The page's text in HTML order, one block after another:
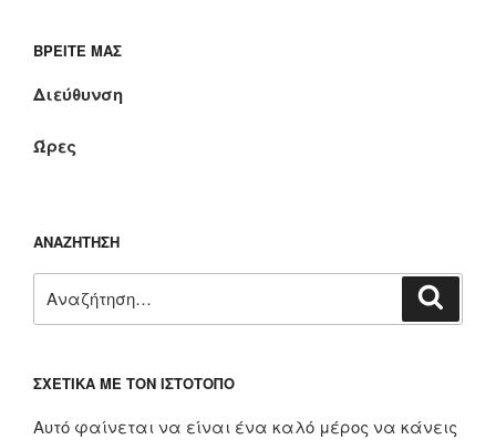
ΒΡΕΊΤΕ ΜΑΣ
Διεύθυνση
Ώρες
ΑΝΑΖΉΤΗΣΗ
για:
ΣΧΕΤΙΚΆ ΜΕ ΤΟΝ ΙΣΤΌΤΟΠΟ
Αυτό φαίνεται να είναι ένα καλό μέρος να κάνεις